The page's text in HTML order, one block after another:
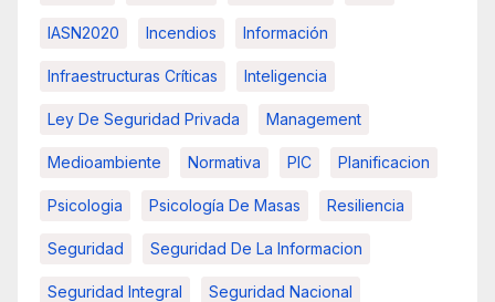
IASN2020 Incendios Información
Infraestructuras Críticas Inteligencia
Ley De Seguridad Privada Management
Medioambiente Normativa PIC Planificacion
Psicologia Psicología De Masas Resiliencia
Seguridad Seguridad De La Informacion
Seguridad Integral Seguridad Nacional